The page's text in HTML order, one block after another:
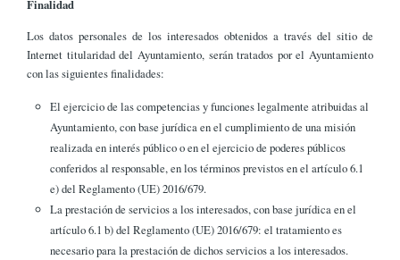
Finalidad
Los datos personales de los interesados obtenidos a través del sitio de
Internet titularidad del Ayuntamiento, serán tratados por el Ayuntamiento
con las siguientes finalidades:
El ejercicio de las competencias y funciones legalmente atribuidas al
Ayuntamiento, con base jurídica en el cumplimiento de una misión
realizada en interés público o en el ejercicio de poderes públicos
conferidos al responsable, en los términos previstos en el artículo 6.1
e) del Reglamento (UE) 2016/679.
La prestación de servicios a los interesados, con base jurídica en el
artículo 6.1 b) del Reglamento (UE) 2016/679: el tratamiento es
necesario para la prestación de dichos servicios a los interesados.